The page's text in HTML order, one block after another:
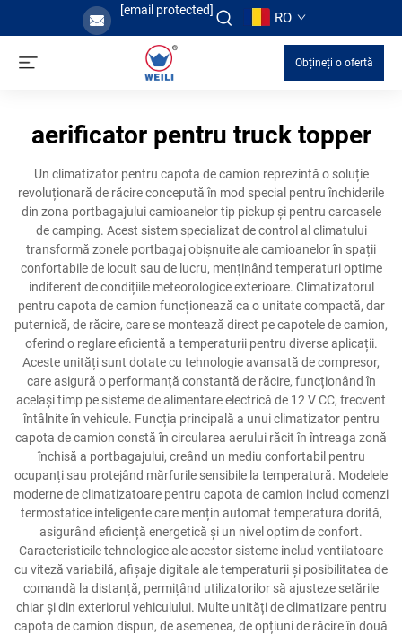
[email protected] RO
Obțineți o ofertă
aerificator pentru truck topper
Un climatizator pentru capota de camion reprezintă o soluție
revoluționară de răcire concepută în mod special pentru închiderile
din zona portbagajului camioanelor tip pickup și pentru carcasele
de camping. Acest sistem specializat de control al climatului
transformă zonele portbagaj obișnuite ale camioanelor în spații
confortabile de locuit sau de lucru, menținând temperaturi optime
indiferent de condițiile meteorologice exterioare. Climatizatorul
pentru capota de camion funcționează ca o unitate compactă, dar
puternică, de răcire, care se montează direct pe capotele de camion,
oferind o reglare eficientă a temperaturii pentru diverse aplicații.
Aceste unități sunt dotate cu tehnologie avansată de compresor,
care asigură o performanță constantă de răcire, funcționând în
același timp pe sisteme de alimentare electrică de 12 V CC, frecvent
întâlnite în vehicule. Funcția principală a unui climatizator pentru
capota de camion constă în circularea aerului răcit în întreaga zonă
închisă a portbagajului, creând un mediu confortabil pentru
ocupanți sau protejând mărfurile sensibile la temperatură. Modelele
moderne de climatizatoare pentru capota de camion includ comenzi
termostatice inteligente care mențin automat temperatura dorită,
asigurând eficiență energetică și un nivel optim de confort.
Caracteristicile tehnologice ale acestor sisteme includ ventilatoare
cu viteză variabilă, afișaje digitale ale temperaturii și posibilitatea de
comandă la distanță, permițând utilizatorilor să ajusteze setările
chiar și din exteriorul vehiculului. Multe unități de climatizare pentru
capota de camion dispun, de asemenea, de opțiuni de răcire în două